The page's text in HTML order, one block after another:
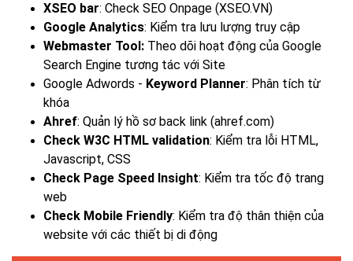
XSEO bar: Check SEO Onpage (XSEO.VN)
Google Analytics: Kiểm tra lưu lượng truy cập
Webmaster Tool: Theo dõi hoạt động của Google
Search Engine tương tác với Site
Google Adwords - Keyword Planner: Phân tích từ
khóa
Ahref: Quản lý hồ sơ back link (ahref.com)
Check W3C HTML validation: Kiểm tra lỗi HTML,
Javascript, CSS
Check Page Speed Insight: Kiểm tra tốc độ trang
web
Check Mobile Friendly: Kiểm tra độ thân thiện của
website với các thiết bị di động